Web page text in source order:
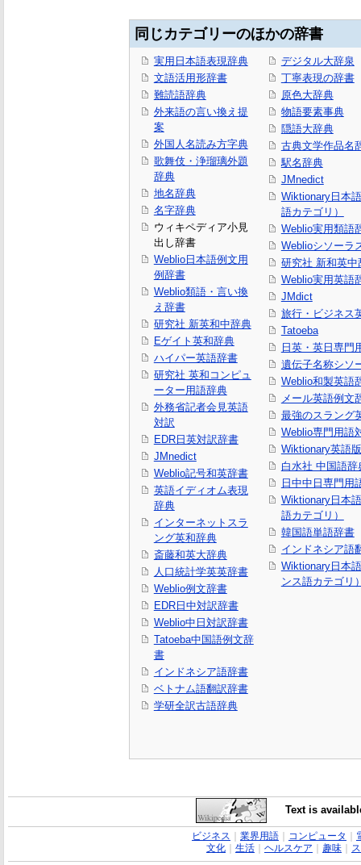
同じカテゴリーのほかの辞書
実用日本語表現辞典
文語活用形辞書
難読語辞典
外来語の言い換え提
案
外国人名読み方字典
歌舞伎・浄瑠璃外題
辞典
地名辞典
名字辞典
ウィキペディア小見
出し辞書
Weblio日本語例文用
例辞書
Weblio類語・言い換
え辞書
研究社 新英和中辞典
Eゲイト英和辞典
ハイパー英語辞書
研究社 英和コンピュ
ーター用語辞典
外務省記者会見英語
対訳
EDR日英対訳辞書
JMnedict
Weblio記号和英辞書
英語イディオム表現
辞典
インターネットスラ
ング英和辞典
斎藤和英大辞典
人口統計学英英辞書
Weblio例文辞書
EDR日中対訳辞書
Weblio中日対訳辞書
Tatoeba中国語例文辞
書
インドネシア語辞書
ベトナム語翻訳辞書
学研全訳古語辞典
デジタル大辞泉
丁寧表現の辞書
原色大辞典
物語要素事典
隠語大辞典
古典文学作品名
駅名辞典
JMnedict
Wiktionary日本
語カテゴリ）
Weblio実用類語
Weblioシソーラ
研究社 新和英中
Weblio実用英語
JMdict
旅行・ビジネス
Tatoeba
日英・英日専門
遺伝子名称シソ
Weblio和製英語
メール英語例文
最強のスラング
Weblio専門用語
Wiktionary英語版
白水社 中国語辞
日中中日専門用
Wiktionary日本
語カテゴリ）
韓国語単語辞書
インドネシア語
Wiktionary日本
ンス語カテゴリ
Text is
ビジネス 業界用語｜ コンピュータ
文化｜ 生活｜ ヘルスケア 趣味｜